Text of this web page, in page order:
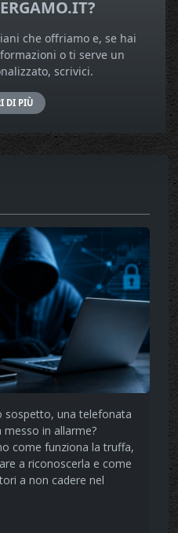
che offriamo e, se hai
o ti serve un
scrivici.
DI PIÙ
sospetto, una telefonata
in allarme?
come funziona la truffa,
a riconoscerla e come
a non cadere nel